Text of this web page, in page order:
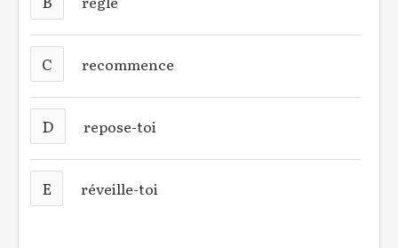
C recommence
D repose-toi
E réveille-toi